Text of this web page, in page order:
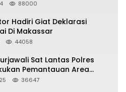
88000
Hadiri Giat Deklarasi
Di Makassar
44058
Sat Lantas Polres
Pemantauan Area
36647